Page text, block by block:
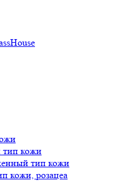
кожи
тип кожи
кожи, розацеа